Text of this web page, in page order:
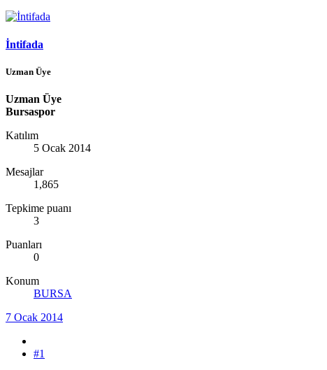
İntifada
Uzman Üye
Uzman Üye
Bursaspor
Katılım
5 Ocak 2014
Mesajlar
1,865
Tepkime puanı
3
Puanları
0
Konum
BURSA
7 Ocak 2014
#1